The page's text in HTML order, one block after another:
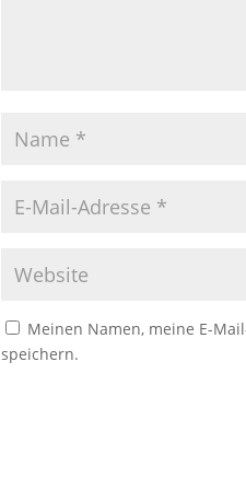
Meinen Namen, meine E-
speichern.